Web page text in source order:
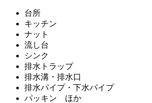
台所
キッチン
ナット
流し台
シンク
排水トラップ
排水溝・排水口
排水パイプ・下水パイプ
パッキン ほか